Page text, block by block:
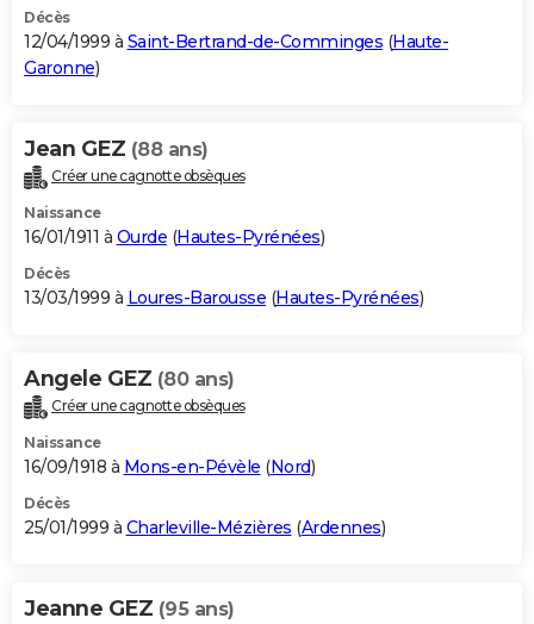
Décès
12/04/1999 à Saint-Bertrand-de-Comminges (Haute-
Garonne)
Jean GEZ (88 ans)
Créer une cagnotte obsèques
Naissance
16/01/1911 à Ourde (Hautes-Pyrénées)
Décès
13/03/1999 à Loures-Barousse (Hautes-Pyrénées)
Angele GEZ (80 ans)
Créer une cagnotte obsèques
Naissance
16/09/1918 à Mons-en-Pévèle (Nord)
Décès
25/01/1999 à Charleville-Mézières (Ardennes)
Jeanne GEZ (95 ans)